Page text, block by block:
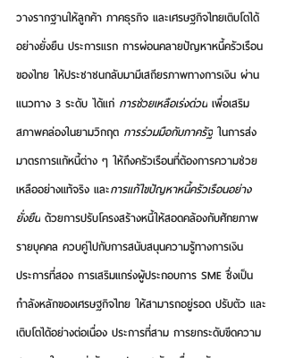
วางรากฐานให้ลูกค้า ภาคธุรกิจ และเศรษฐกิจไทยเติบโตได้
อย่างยั่งยืน ประการแรก การผ่อนคลายปัญหาหนี้ครัวเรือน
ของไทย ให้ประชาชนกลับมามีเสถียรภาพทางการเงิน ผ่าน
แนวทาง 3 ระดับ ได้แก่ การช่วยเหลือเร่งด่วน เพื่อเสริม
สภาพคล่องในยามวิกฤต การร่วมมือกับภาครัฐ ในการส่ง
มาตรการแก้หนี้ต่าง ๆ ให้ถึงครัวเรือนที่ต้องการความช่วย
เหลืออย่างแท้จริง และการแก้ไขปัญหาหนี้ครัวเรือนอย่าง
ยั่งยืน ด้วยการปรับโครงสร้างหนี้ให้สอดคล้องกับศักยภาพ
รายบุคคล ควบคู่ไปกับการสนับสนุนความรู้ทางการเงิน
ประการที่สอง การเสริมแกร่งผู้ประกอบการ SME ซึ่งเป็น
กำลังหลักของเศรษฐกิจไทย ให้สามารถอยู่รอด ปรับตัว และ
เติบโตได้อย่างต่อเนื่อง ประการที่สาม การยกระดับขีดความ